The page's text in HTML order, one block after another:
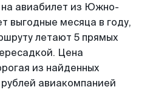
на авиабилет из Южно-
выгодные месяца в году,
летают 5 прямых
Цена
из найденных
авиакомпанией